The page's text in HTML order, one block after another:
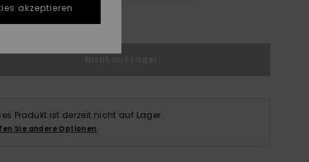
Produkt ist derzeit nicht auf Lager.
Sie andere Optionen
akzeptieren